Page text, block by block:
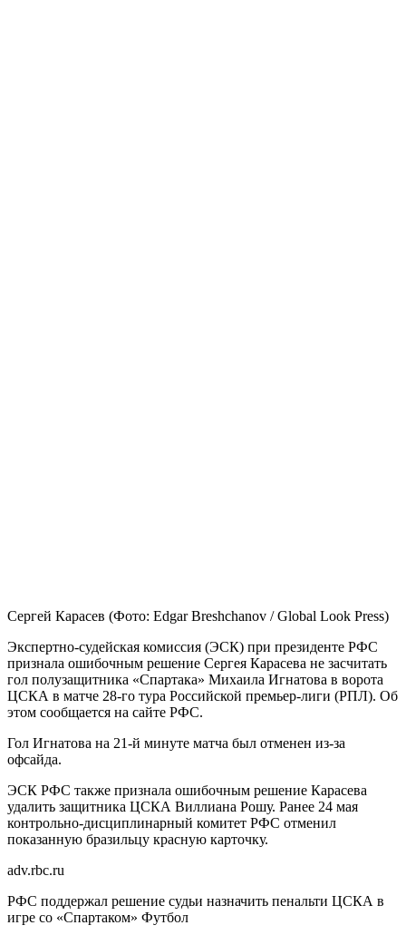
Сергей Карасев (Фото: Edgar Breshchanov / Global Look Press)
Экспертно-судейская комиссия (ЭСК) при президенте РФС
признала ошибочным решение Сергея Карасева не засчитать
гол полузащитника «Спартака» Михаила Игнатова в ворота
ЦСКА в матче 28-го тура Российской премьер-лиги (РПЛ). Об
этом сообщается на сайте РФС.
Гол Игнатова на 21-й минуте матча был отменен из-за
офсайда.
ЭСК РФС также признала ошибочным решение Карасева
удалить защитника ЦСКА Виллиана Рошу. Ранее 24 мая
контрольно-дисциплинарный комитет РФС отменил
показанную бразильцу красную карточку.
adv.rbc.ru
РФС поддержал решение судьи назначить пенальти ЦСКА в
игре со «Спартаком» Футбол